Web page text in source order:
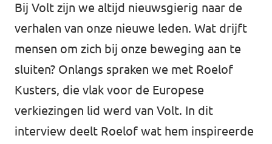
Volt Drenthe
Volt Fryslân
Volt Provincie Utrecht
...alle Volt provincies
Agenda
Doneer
Word lid
Bij Volt zijn we altijd nieuwsgierig naar de
verhalen van onze nieuwe leden. Wat drijft
mensen om zich bij onze beweging aan te
sluiten? Onlangs spraken we met Roelof
Kusters, die vlak voor de Europese
verkiezingen lid werd van Volt. In dit
interview deelt Roelof wat hem inspireerde